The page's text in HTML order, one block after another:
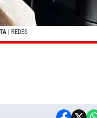
| REDES